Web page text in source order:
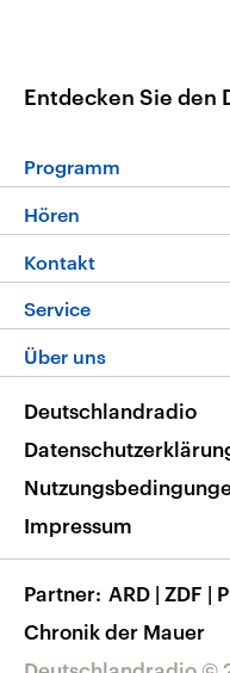
Entdecken Sie den
Programm
Die Nachrichten
Neue Beiträge
Hören
Livestream
Podcasts
Nachrichten App
Frequenzen
Kontakt
Hörerservice
Service
FAQ
Veranstaltungen
Musikliste
RSS
Über uns
Barrierefreiheit
Deutschlandradio
Impressum
Partner ARD | ZDF |
Chronik der Mauer